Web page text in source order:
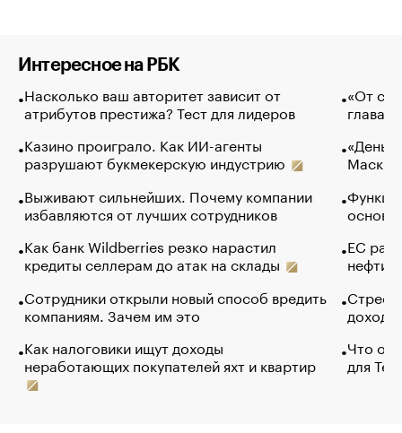
Интересное на РБК
Насколько ваш авторитет зависит от
атрибутов престижа? Тест для лидеров
Казино проиграло. Как ИИ-агенты
разрушают букмекерскую индустрию
Выживают сильнейших. Почему компании
избавляются от лучших сотрудников
Как банк Wildberries резко нарастил
кредиты селлерам до атак на склады
Сотрудники открыли новый способ вредить
компаниям. Зачем им это
Как налоговики ищут доходы
неработающих покупателей яхт и квартир
«От
глава
Маск в
основ
ЕС
нефти
Что
для